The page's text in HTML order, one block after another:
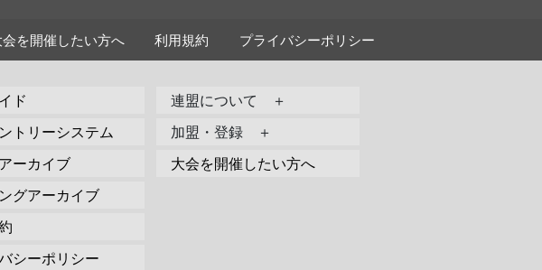
会を開催したい方へ 利用規約 プライバシーポリシー
ド
トリーシステム
ーカイブ
グアーカイブ
シーポリシー
連盟について ＋
加盟・登録 ＋
大会を開催したい方へ